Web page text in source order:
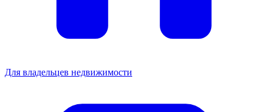
Для владельцев недвижимости